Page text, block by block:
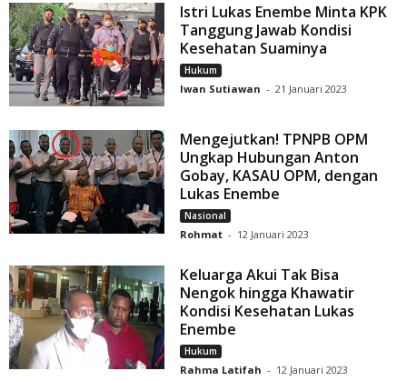
Istri Lukas Enembe Minta KPK
Tanggung Jawab Kondisi
Kesehatan Suaminya
Hukum
Iwan Sutiawan - 21 Januari 2023
Mengejutkan! TPNPB OPM
Ungkap Hubungan Anton
Gobay, KASAU OPM, dengan
Lukas Enembe
Nasional
Rohmat - 12 Januari 2023
Keluarga Akui Tak Bisa
Nengok hingga Khawatir
Kondisi Kesehatan Lukas
Enembe
Hukum
Rahma Latifah - 12 Januari 2023